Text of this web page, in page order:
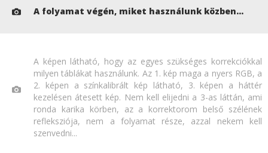
A folyamat végén, miket használunk közben...
A képen látható, hogy az egyes szükséges korrekciókkal
milyen táblákat használunk. Az 1. kép maga a nyers RGB, a
2. képen a színkalibrált kép látható, 3. képen a háttér
kezelésen átesett kép. Nem kell elijedni a 3-as láttán, ami
ronda karika körben, az a korrektorom belső szélének
refleksziója, nem a folyamat része, azzal nekem kell
szenvedni...